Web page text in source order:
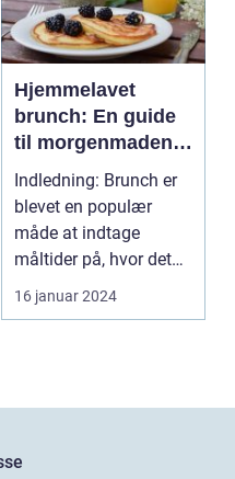
Hjemmelavet
brunch: En guide
til morgenmadens
fornøjelse
Indledning: Brunch er
blevet en populær
måde at indtage
måltider på, hvor det
bedste fra både
morgen...
16 januar 2024